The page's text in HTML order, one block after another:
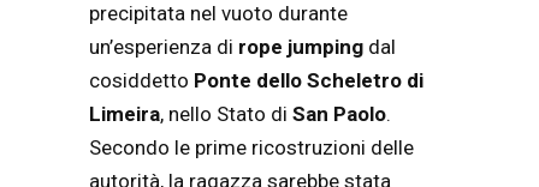
precipitata nel vuoto durante
un’esperienza di rope jumping dal
cosiddetto Ponte dello Scheletro di
Limeira, nello Stato di San Paolo.
Secondo le prime ricostruzioni delle
autorità, la ragazza sarebbe stata